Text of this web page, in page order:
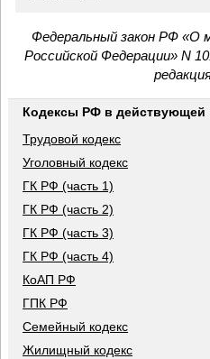
Федеральный закон РФ «О
Российской Федерации» N
Кодексы РФ в действующей
Трудовой кодекс
Уголовный кодекс
ГК РФ (часть 1)
ГК РФ (часть 2)
ГК РФ (часть 3)
ГК РФ (часть 4)
КоАП РФ
ГПК РФ
Семейный кодекс
Жилищный кодекс